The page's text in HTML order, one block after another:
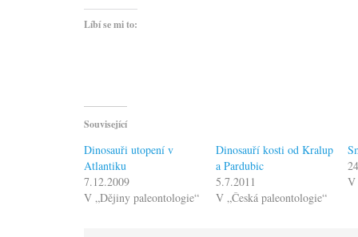
Líbí se mi to:
Související
Dinosauři utopení v
Atlantiku
7.12.2009
V „Dějiny paleontologie“
Dinosauří kosti od Kralup
a Pardubic
5.7.2011
V „Česká paleontologie“
V